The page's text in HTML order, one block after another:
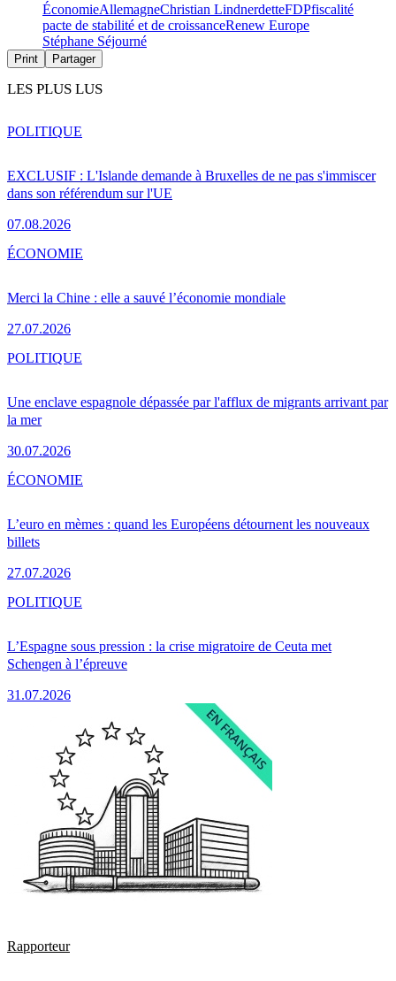
ÉconomieAllemagneChristian LindnerdetteFDPfiscalité
pacte de stabilité et de croissanceRenew Europe
Stéphane Séjourné
Print Partager
LES PLUS LUS
EXCLUSIF : L'Islande demande à Bruxelles de ne pas s'immiscer
dans son référendum sur l'UE
07.08.2026
POLITIQUE
Merci la Chine : elle a sauvé l’économie mondiale
27.07.2026
ÉCONOMIE
Une enclave espagnole dépassée par l'afflux de migrants arrivant par
la mer
30.07.2026
POLITIQUE
L’euro en mèmes : quand les Européens détournent les nouveaux
billets
27.07.2026
ÉCONOMIE
L’Espagne sous pression : la crise migratoire de Ceuta met
Schengen à l’épreuve
31.07.2026
POLITIQUE
Rapporteur